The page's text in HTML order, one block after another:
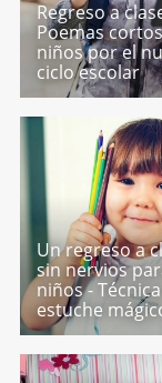
Regreso a
Poemas
niños por el
ciclo escolar
Un regreso a
sin nervios
niños -
estuche